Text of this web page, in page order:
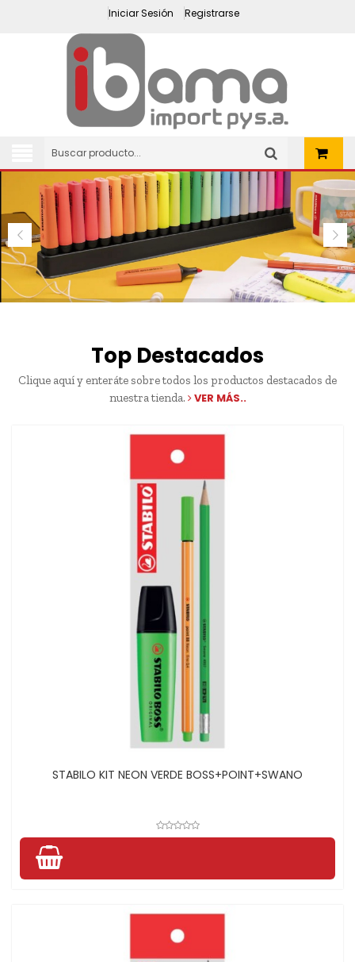
Iniciar Sesión Registrarse
Top Destacados
Clique aquí y enteráte sobre todos los productos destacados de
nuestra tienda. VER MÁS..
STABILO KIT NEON VERDE BOSS+POINT+SWANO